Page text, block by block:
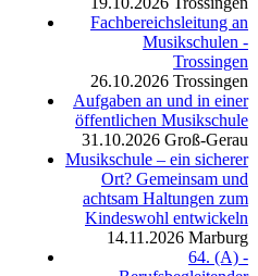
Fachbereichsleitung an
Musikschulen -
Trossingen
26.10.2026 Trossingen
Aufgaben an und in einer
öffentlichen Musikschule
31.10.2026 Groß-Gerau
Musikschule – ein sicherer
Ort? Gemeinsam und
achtsam Haltungen zum
Kindeswohl entwickeln
14.11.2026 Marburg
64. (A) -